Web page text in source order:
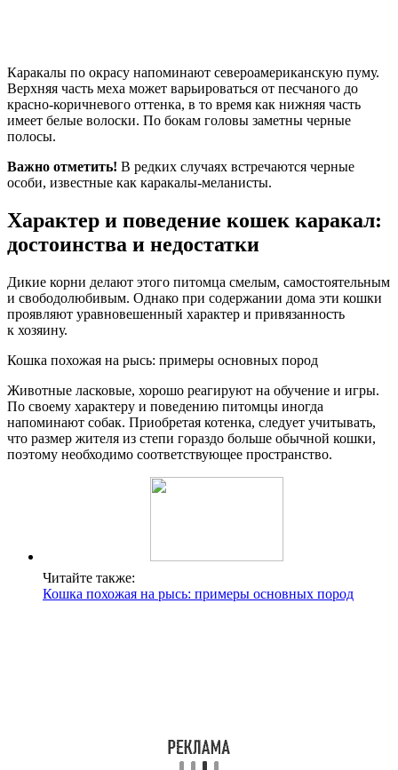
Каракалы по окрасу напоминают североамериканскую пуму.
Верхняя часть меха может варьироваться от песчаного до
красно-коричневого оттенка, в то время как нижняя часть
имеет белые волоски. По бокам головы заметны черные
полосы.
Важно отметить! В редких случаях встречаются черные
особи, известные как каракалы-меланисты.
Характер и поведение кошек каракал:
достоинства и недостатки
Дикие корни делают этого питомца смелым, самостоятельным
и свободолюбивым. Однако при содержании дома эти кошки
проявляют уравновешенный характер и привязанность
к хозяину.
Кошка похожая на рысь: примеры основных пород
Животные ласковые, хорошо реагируют на обучение и игры.
По своему характеру и поведению питомцы иногда
напоминают собак. Приобретая котенка, следует учитывать,
что размер жителя из степи гораздо больше обычной кошки,
поэтому необходимо соответствующее пространство.
Читайте также:
Кошка похожая на рысь: примеры основных пород